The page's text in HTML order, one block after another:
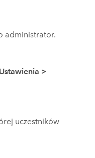
administrator.
Ustawienia >
uczestników